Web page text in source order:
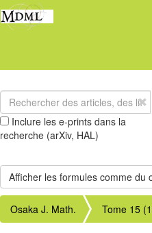
Inclure les e-prints dans la
recherche (arXiv, HAL)
Osaka J. Math. Tome 15